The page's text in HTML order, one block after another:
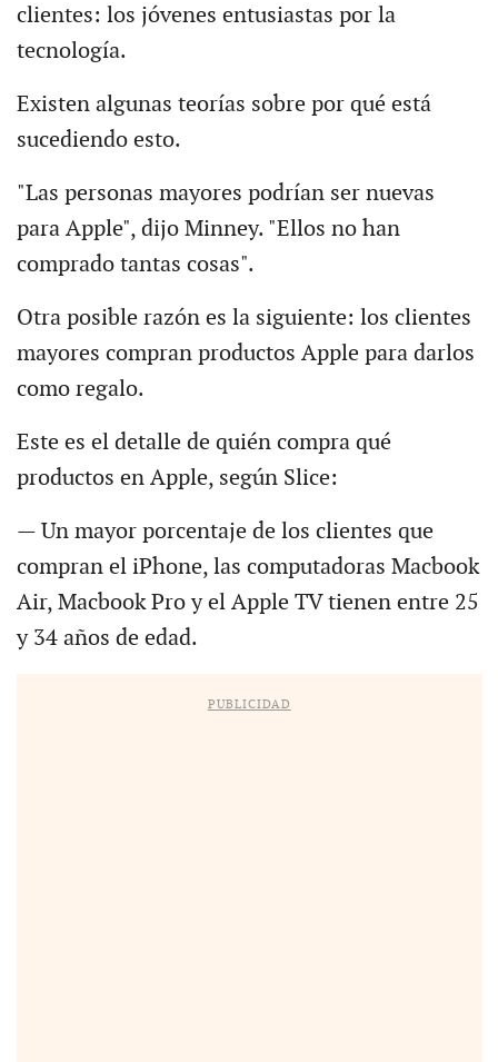
clientes: los jóvenes entusiastas por la
tecnología.
Existen algunas teorías sobre por qué está
sucediendo esto.
"Las personas mayores podrían ser nuevas
para Apple", dijo Minney. "Ellos no han
comprado tantas cosas".
Otra posible razón es la siguiente: los clientes
mayores compran productos Apple para darlos
como regalo.
Este es el detalle de quién compra qué
productos en Apple, según Slice:
— Un mayor porcentaje de los clientes que
compran el iPhone, las computadoras Macbook
Air, Macbook Pro y el Apple TV tienen entre 25
y 34 años de edad.
PUBLICIDAD